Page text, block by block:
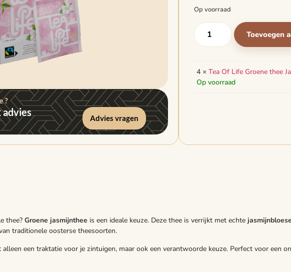
advies Advies vragen
Op voorraad
Toevoegen
4 × Tea Of Life Groene thee
Op voorraad
thee? Groene jasmijnthee is een ideale keuze. Deze thee is verrijkt met echte
traditionele oosterse theesoorten.
alleen een traktatie voor je zintuigen, maar ook een verantwoorde keuze. Perfect voor een